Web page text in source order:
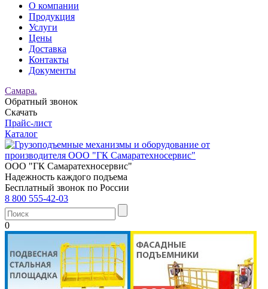
О компании
Продукция
Услуги
Цены
Доставка
Контакты
Документы
Самара.
Обратный звонок
Скачать
Прайс-лист
Каталог
ООО "ГК Самаратехносервис"
Надежность каждого подъема
Бесплатный звонок по России
8 800 555-42-03
0